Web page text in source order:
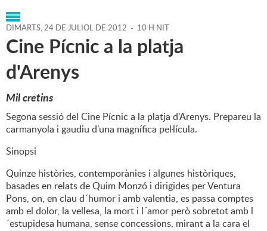
DIMARTS,24 DE JULIOL DE 2012 - 10 H NIT
Cine Pícnic a la platja
d'Arenys
Mil cretins
Segona sessió del Cine Pícnic a la platja d'Arenys. Prepareu la
carmanyola i gaudiu d'una magnífica pel·lícula.
Sinopsi
Quinze històries, contemporànies i algunes històriques,
basades en relats de Quim Monzó i dirigides per Ventura
Pons, on, en clau d´humor i amb valentia, es passa comptes
amb el dolor, la vellesa, la mort i l´amor però sobretot amb l
´estupidesa humana, sense concessions, mirant a la cara el